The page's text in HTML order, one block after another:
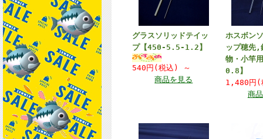
グラスソリッドテイッ
プ【450-5.5-1.2】
540円(税込)
～
商品を見る
ホスボン
ップ穂先
物・小竿
0.8】
1,480円
商